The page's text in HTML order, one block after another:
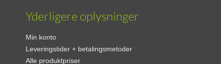
Yderligere oplysninger
Min konto
Leveringstider + betalingsmetoder
Alle produktpriser